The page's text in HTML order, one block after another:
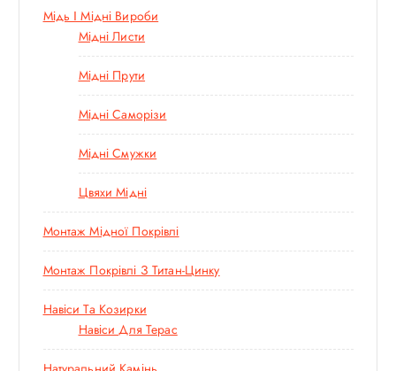
Мідь І Мідні Вироби
Мідні Листи
Мідні Прути
Мідні Саморізи
Мідні Смужки
Цвяхи Мідні
Монтаж Мідної Покрівлі
Монтаж Покрівлі З Титан-Цинку
Навіси Та Козирки
Навіси Для Терас